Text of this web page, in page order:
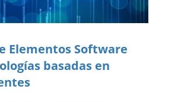
Elementos Software
basadas en